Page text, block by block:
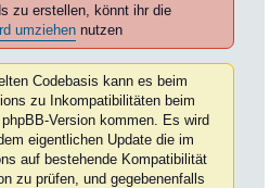
zu erstellen, könnt ihr die
umziehennutzen
Codebasis kann es beim
zu Inkompatibilitäten beim
Version kommen. Es wird
eigentlichen Update die im
auf bestehende Kompatibilität
zu prüfen, und gegebenenfalls